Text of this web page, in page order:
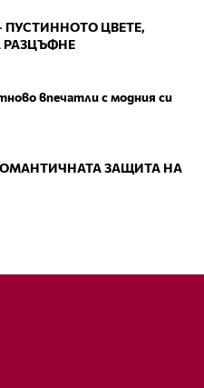
ПУСТИННОТО ЦВЕТЕ,
РАЗЦЪФНЕ
впечатли с модния си
ЗАЩИТА НА